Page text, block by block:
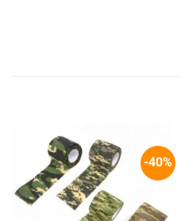
40%-